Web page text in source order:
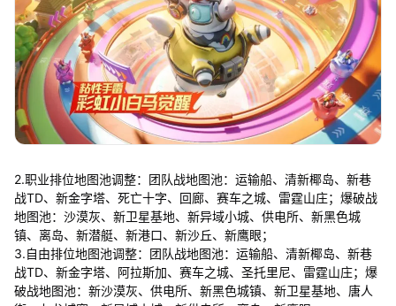
2.职业排位地图池调整：团队战地图池：运输船、清新椰岛、新巷
战TD、新金字塔、死亡十字、回廊、赛车之城、雷霆山庄；爆破战
地图池：沙漠灰、新卫星基地、新异域小城、供电所、新黑色城
镇、离岛、新潜艇、新港口、新沙丘、新鹰眼；
3.自由排位地图池调整：团队战地图池：运输船、清新椰岛、新巷
战TD、新金字塔、阿拉斯加、赛车之城、圣托里尼、雷霆山庄；爆
破战地图池：新沙漠灰、供电所、新黑色城镇、新卫星基地、唐人